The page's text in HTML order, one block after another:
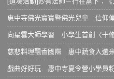
惠中寺佛光寶寶暨佛光兒童 信仰
向星雲大師學習 小學生首創〈十
慈悲料理飄香國際 惠中蔬食入選
戲曲好好玩 惠中寺夏令營小學員